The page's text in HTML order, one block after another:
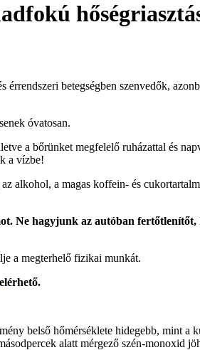
betegségben szenvedők,
óvatosan.
a bőrünket megfelelő ruházattal és
a vízbe!
a magas koffein- és
Ne hagyjunk az autóban
a megterhelő fizikai munkát.
elérhető.
belső hőmérséklete hidegebb, mint a
alatt mérgező szén-monoxid